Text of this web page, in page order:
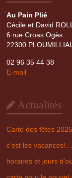
Au Pain Plié
Cécile et David
6 rue Croas Ogès
22300
02 96 35 44 38
E-mail
Actualités
Carte des fêtes
c’est les vacances!…
horaires et jours